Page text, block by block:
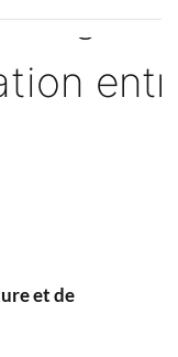
et de